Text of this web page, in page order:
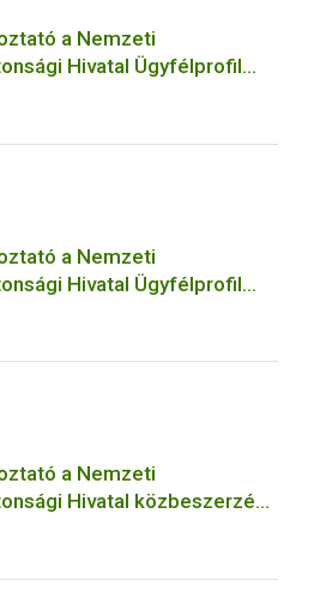
a Nemzeti
Hivatal Ügyfélprofil
érintkezésbe kerülő
intézhető közhatalmi
adatkezeléséhez
a Nemzeti
Hivatal Ügyfélprofil
témakörben intézhető
kapcsolódó
a Nemzeti
Hivatal közbeszerzési
biztosításával
egyéb,
adatkezelésekhez